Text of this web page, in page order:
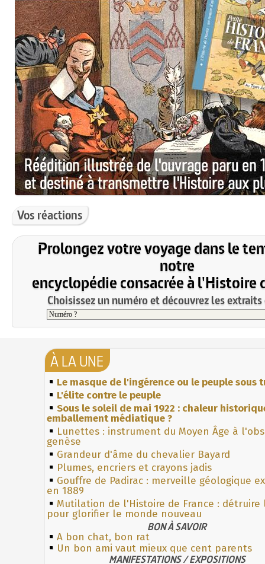
Vos réactions
Prolongez votre voyage dans le
notre
encyclopédie consacrée à l'Histoire
Choisissez un numéro et découvrez les
À LA UNE
Le masque de l'ingérence ou le peuple sous
L'élite contre le peuple
Sous le soleil de mai 1922 : chaleur
emballement médiatique ?
Lunettes : instrument du Moyen Âge à
genèse
Grandeur d'âme du chevalier Bayard
Plumes, encriers et crayons jadis
Gouffre de Padirac : merveille géologique
en 1889
Mutilation de l'Histoire de France : détruire
pour glorifier le monde nouveau
BON À SAVOIR
A bon chat, bon rat
Un bon ami vaut mieux que cent parents
MANIFESTATIONS / EXPOSITIONS